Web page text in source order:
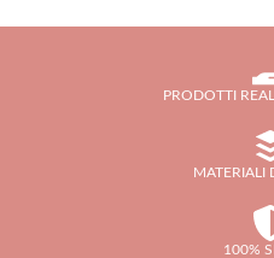
PRODOTTI
MATERIALI
100%